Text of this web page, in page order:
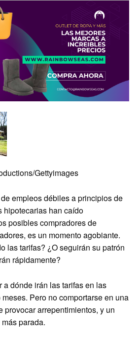
Gettyimages
empleos débiles a principios de
hipotecarias han caído
posibles compradores de
es un momento agobiante.
las tarifas? ¿O seguirán su patrón
rápidamente?
a dónde irán las tarifas en las
Pero no comportarse en una
provocar arrepentimientos, y un
parada.